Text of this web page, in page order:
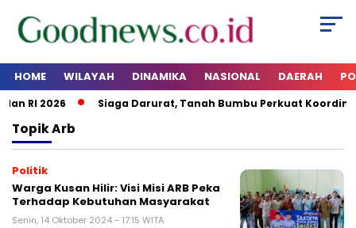
HOME WILAYAH DINAMIKA NASIONAL DAERAH
RI 2026 Siaga Darurat, Tanah Bumbu Perkuat
TopikArb
Politik
Warga Kusan Hilir: Visi Misi ARB Peka
Terhadap Kebutuhan Masyarakat
Senin, 14 Oktober 2024 - 17:15 WITA